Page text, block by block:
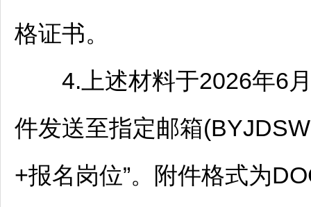
格证书。
4.上述材料于2026年6月
件发送至指定邮箱
+报名岗位”。附件格式为